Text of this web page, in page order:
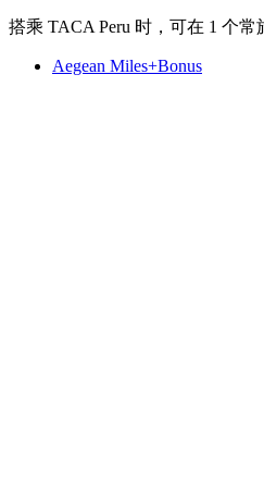
搭乘 TACA Peru 时，可在 1 个常
Aegean Miles+Bonus